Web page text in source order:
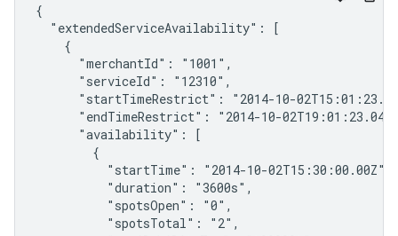
{
  "extendedServiceAvailability": [
    {
      "merchantId": "1001",
      "serviceId": "12310",
"startTimeRestrict": "2014-10-
"endTimeRestrict": "2014-10-
      "availability": [
        {
          "startTime": "2014-10-02T15:30:00.00Z",
          "duration": "3600s",
          "spotsOpen": "0",
          "spotsTotal": "2",